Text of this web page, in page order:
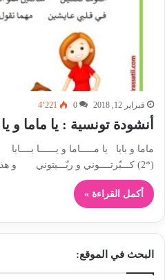
فبراير 12, 2018 0 4٬221
أنشودة تونسية : يا ماما و يا
ماما و بابا يا مـــــاما و يــــــا
(*2) كـــبّرتــــوني و ربّـــيتوني و هذبــــتـــــوني و لبّستـــوني…
أكمل القراءة »
البحث في الموقع: